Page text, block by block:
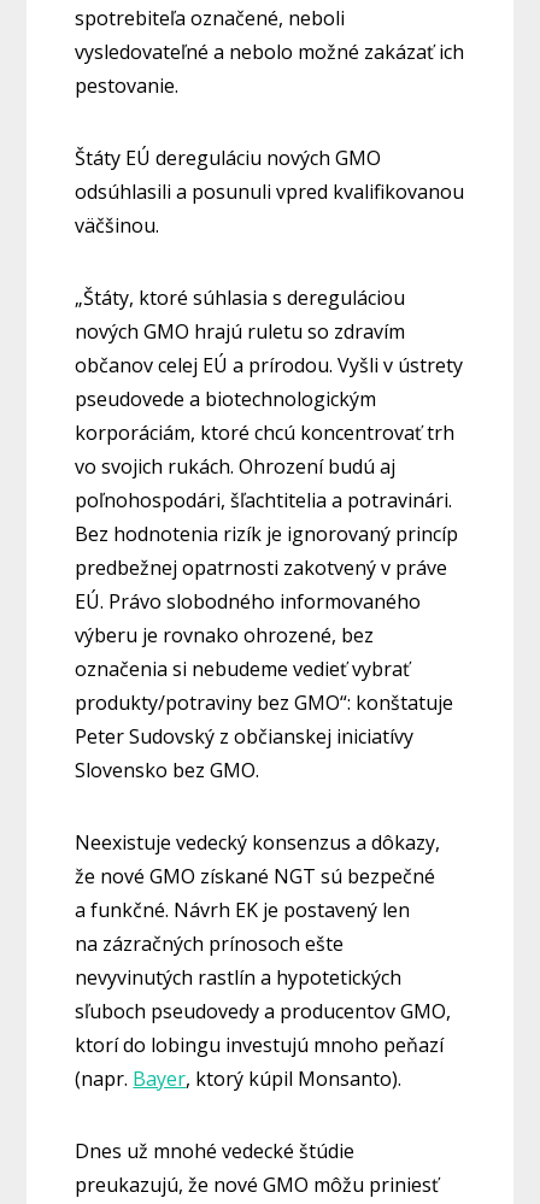
spotrebiteľa označené, neboli
vysledovateľné a nebolo možné zakázať ich
pestovanie.
Štáty EÚ dereguláciu nových GMO
odsúhlasili a posunuli vpred kvalifikovanou
väčšinou.
„Štáty, ktoré súhlasia s dereguláciou
nových GMO hrajú ruletu so zdravím
občanov celej EÚ a prírodou. Vyšli v ústrety
pseudovede a biotechnologickým
korporáciám, ktoré chcú koncentrovať trh
vo svojich rukách. Ohrození budú aj
poľnohospodári, šľachtitelia a potravinári.
Bez hodnotenia rizík je ignorovaný princíp
predbežnej opatrnosti zakotvený v práve
EÚ. Právo slobodného informovaného
výberu je rovnako ohrozené, bez
označenia si nebudeme vedieť vybrať
produkty/potraviny bez GMO“: konštatuje
Peter Sudovský z občianskej iniciatívy
Slovensko bez GMO.
Neexistuje vedecký konsenzus a dôkazy,
že nové GMO získané NGT sú bezpečné
a funkčné. Návrh EK je postavený len
na zázračných prínosoch ešte
nevyvinutých rastlín a hypotetických
sľuboch pseudovedy a producentov GMO,
ktorí do lobingu investujú mnoho peňazí
(napr. Bayer, ktorý kúpil Monsanto).
Dnes už mnohé vedecké štúdie
preukazujú, že nové GMO môžu priniesť